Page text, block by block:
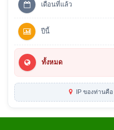
เดือนที่แล้ว
ปีนี้
ทั้งหมด
IP ของท่านคือ